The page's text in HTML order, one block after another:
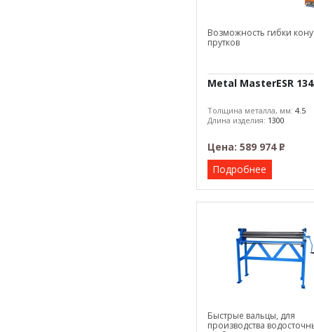
Возможность гибки
прутков
Metal MasterESR
Толщина металла, мм: 4.5
Длина изделия: 1300
Цена: 589 974Р
–
Подробнее
Быстрые вальцы, для
производства